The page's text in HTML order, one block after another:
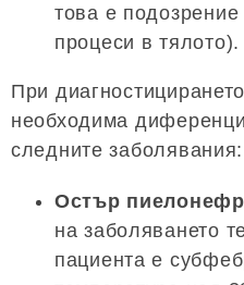
това е подозрение
процеси в тялото).
При
необходима
следните заболявания:
Остър
на заболяването
пациента е